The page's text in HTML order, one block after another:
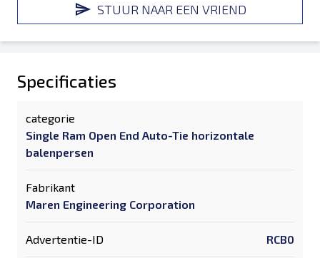
STUUR NAAR EEN VRIEND
Specificaties
categorie
Single Ram Open End Auto-Tie horizontale
balenpersen
Fabrikant
Maren Engineering Corporation
Advertentie-ID RCB0